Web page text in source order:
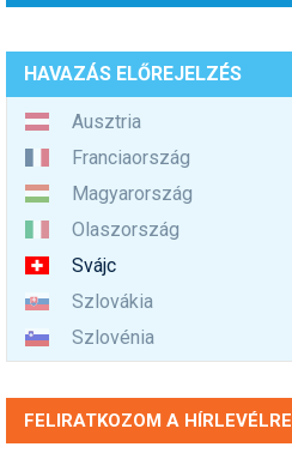
HAVAZÁS ELŐREJELZÉS
Ausztria
Franciaország
Magyarország
Olaszország
Svájc
Szlovákia
Szlovénia
FELIRATKOZOM A HÍRLEVÉLRE